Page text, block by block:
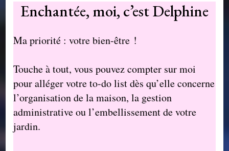
Enchantée, moi, c’est Delphine
Ma priorité : votre bien-être !
Touche à tout, vous pouvez compter sur moi
pour alléger votre to-do list dès qu’elle concerne
l’organisation de la maison, la gestion
administrative ou l’embellissement de votre
jardin.